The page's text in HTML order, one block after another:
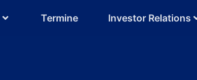
Termine Investor Relations